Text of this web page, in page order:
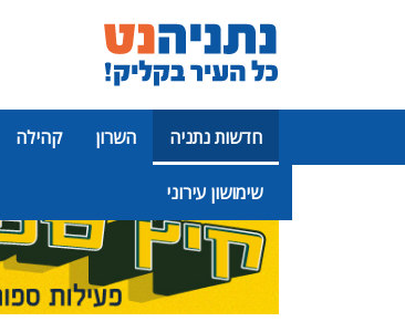
חדשות נתניה השרון קהילה
שימושון עירוני
פרסומת